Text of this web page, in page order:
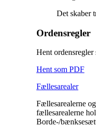
Det skaber
Ordensregler
Hent ordensregler
Hent som PDF
Fællesarealer
Fællesarealerne
fællesarealerne
Borde-/